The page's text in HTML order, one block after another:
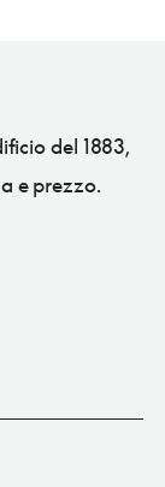
del 1883,
e prezzo.